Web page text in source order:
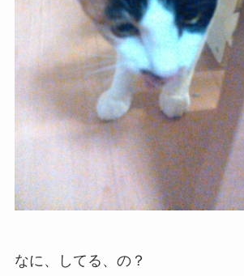
なに、してる、の？